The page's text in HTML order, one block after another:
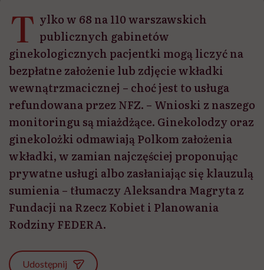
T ylko w 68 na 110 warszawskich
publicznych gabinetów
ginekologicznych pacjentki mogą liczyć na
bezpłatne założenie lub zdjęcie wkładki
wewnątrzmacicznej – choć jest to usługa
refundowana przez NFZ. – Wnioski z naszego
monitoringu są miażdżące. Ginekolodzy oraz
ginekolożki odmawiają Polkom założenia
wkładki, w zamian najczęściej proponując
prywatne usługi albo zasłaniając się klauzulą
sumienia – tłumaczy Aleksandra Magryta z
Fundacji na Rzecz Kobiet i Planowania
Rodziny FEDERA.
Udostępnij